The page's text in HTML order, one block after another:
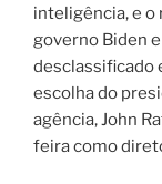
inteligência, e
governo Biden
desclassificado
escolha do
agência, John
feira como